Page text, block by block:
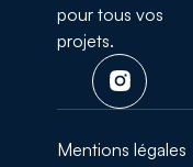
pour tous vos
projets.
Mentions légales